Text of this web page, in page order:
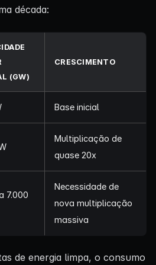
década:
(GW)
CRESCIMENTO
Base inicial
Multiplicação de
quase 20x
7.000
Necessidade de
nova multiplicação
massiva
de energia limpa, o consumo